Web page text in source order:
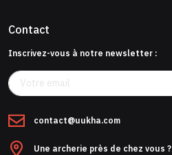
Contact
Inscrivez-vous à notre newsletter :
contact@uukha.com
Une archerie près de chez vous ?